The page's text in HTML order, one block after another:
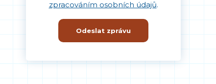
zpracováním osobních údajů.
Odeslat zprávu